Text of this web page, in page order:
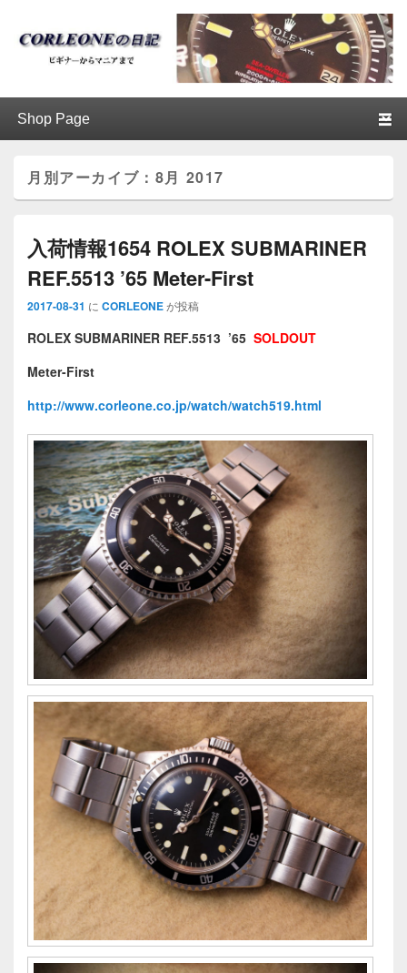
ブログ / アンティークロレックス
│CORLEONE
月別アーカイブ： 8月 2017
入荷情報1654 ROLEX SUBMARINER
REF.5513 ’65 Meter-First
2017-08-31 に CORLEONEが投稿
ROLEX SUBMARINER REF.5513 ’65 SOLDOUT
Meter-First
http://www.corleone.co.jp/watch/watch519.html